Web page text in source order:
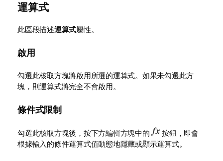
運算式
此區段描述運算式屬性。
啟用
勾選此核取方塊將啟用所選的運算式。如果未勾選此方
塊，則運算式將完全不會啟用。
條件式限制
勾選此核取方塊後，按下方編輯方塊中的
按鈕，即會
根據輸入的條件運算式值動態地隱藏或顯示運算式。